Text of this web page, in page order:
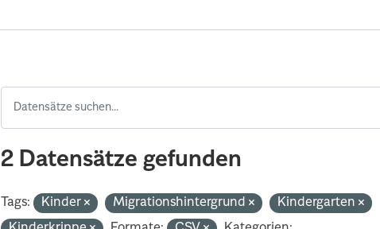
2 Datensätze gefunden
Tags: Kinder Migrationshintergrund
Kindergarten